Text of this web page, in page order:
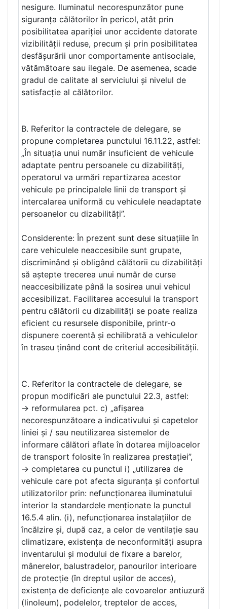
nesigure. Iluminatul necorespunzător pune
siguranța călătorilor în pericol, atât prin
posibilitatea apariției unor accidente datorate
vizibilității reduse, precum și prin posibilitatea
desfășurării unor comportamente antisociale,
vătămătoare sau ilegale. De asemenea, scade
gradul de calitate al serviciului și nivelul de
satisfacție al călătorilor.
B. Referitor la contractele de delegare, se
propune completarea punctului 16.11.22, astfel:
„În situația unui număr insuficient de vehicule
adaptate pentru persoanele cu dizabilități,
operatorul va urmări repartizarea acestor
vehicule pe principalele linii de transport și
intercalarea uniformă cu vehiculele neadaptate
persoanelor cu dizabilități”.
Considerente: În prezent sunt dese situațiile în
care vehiculele neaccesibile sunt grupate,
discriminând și obligând călătorii cu dizabilități
să aștepte trecerea unui număr de curse
neaccesibilizate până la sosirea unui vehicul
accesibilizat. Facilitarea accesului la transport
pentru călătorii cu dizabilități se poate realiza
eficient cu resursele disponibile, printr-o
dispunere coerentă și echilibrată a vehiculelor
în traseu ținând cont de criteriul accesibilității.
C. Referitor la contractele de delegare, se
propun modificări ale punctului 22.3, astfel:
-> reformularea pct. c) „afișarea
necorespunzătoare a indicativului și capetelor
liniei și / sau neutilizarea sistemelor de
informare călători aflate în dotarea mijloacelor
de transport folosite în realizarea prestației”,
-> completarea cu punctul i) „utilizarea de
vehicule care pot afecta siguranța și confortul
utilizatorilor prin: nefuncționarea iluminatului
interior la standardele menționate la punctul
16.5.4 alin. (i), nefuncționarea instalațiilor de
încălzire și, după caz, a celor de ventilație sau
climatizare, existența de neconformități asupra
inventarului și modului de fixare a barelor,
mânerelor, balustradelor, panourilor interioare
de protecție (în dreptul ușilor de acces),
existența de deficiențe ale covoarelor antiuzură
(linoleum), podelelor, treptelor de acces,